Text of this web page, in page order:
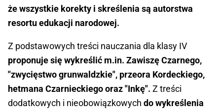
że wszystkie korekty i skreślenia są autorstwa
resortu edukacji narodowej.
Z podstawowych treści nauczania dla klasy IV
proponuje się wykreślić m.in. Zawiszę Czarnego,
"zwycięstwo grunwaldzkie", przeora Kordeckiego,
hetmana Czarnieckiego oraz "Inkę". Z treści
dodatkowych i nieobowiązkowych do wykreślenia